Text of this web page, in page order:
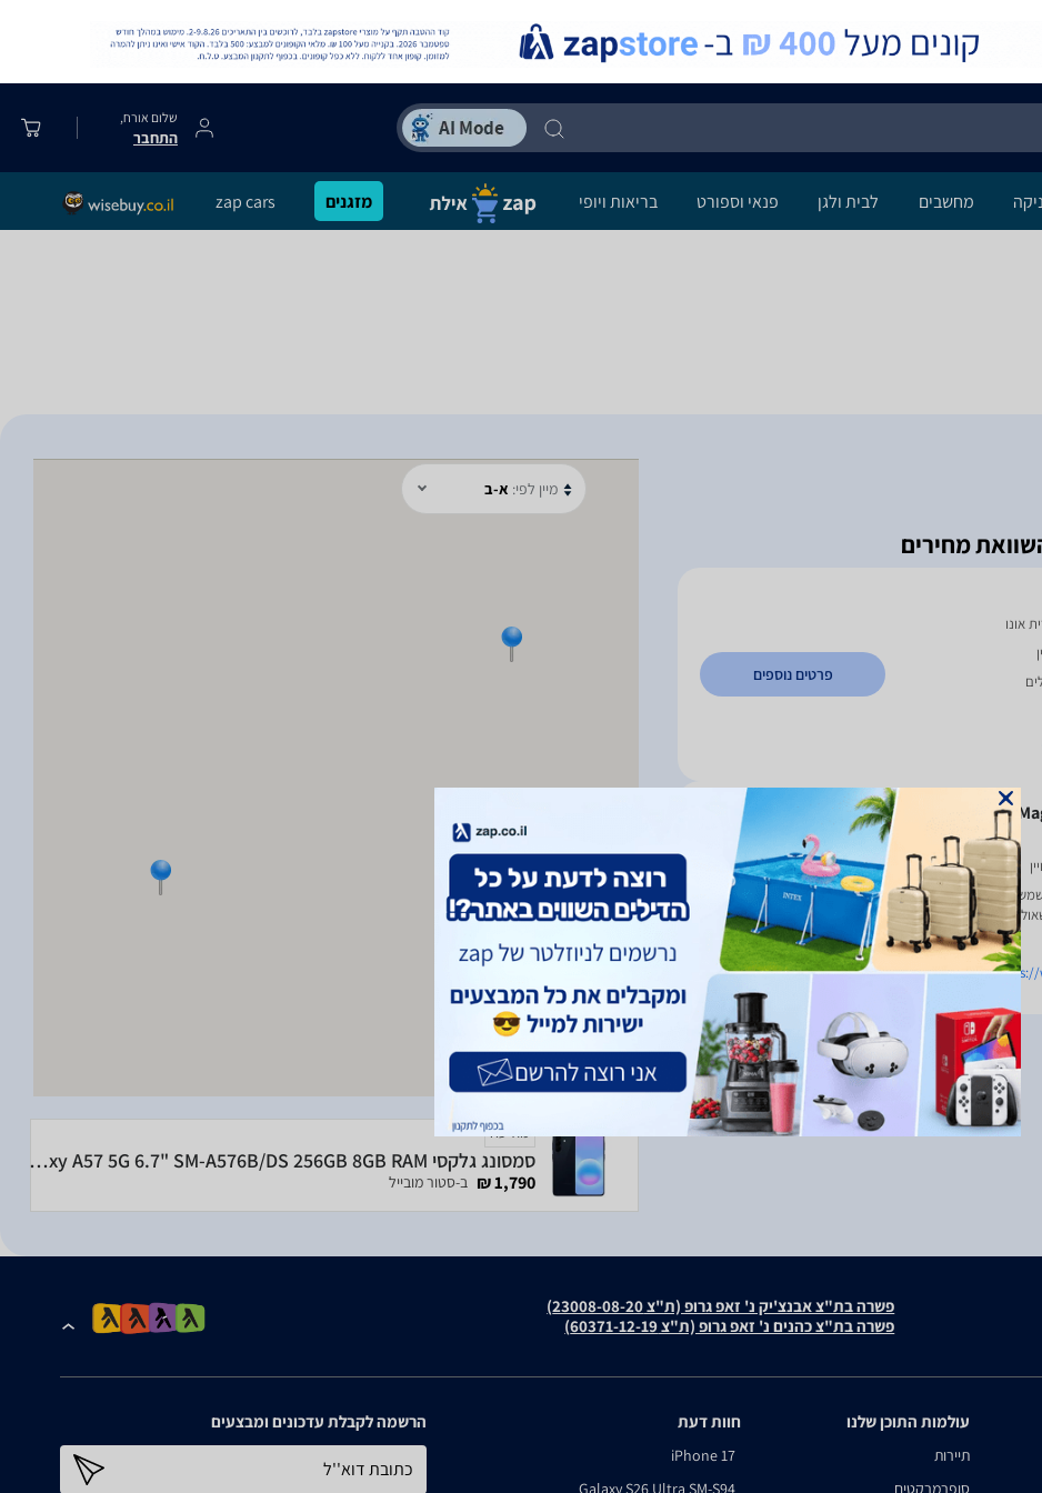
שלום אורח,
התחבר
מחשבים לבית ולגן פנאי וספורט בריאות ויופי מזגנים zap cars
מיין לפי: א-ב
אונו
פרטים נוספים
אדם 60/12 בית שמש, סניף בני ברק - רבי
https://
פרטים נוספים
מודעה
סמסונג גלקסי Samsung Galaxy A57 5G 6.7" SM-A576B/DS 256GB 8GB RAM
1,790 ₪ ב-סטור מובייל
פשרה בת"צ אבנצ'יק נ' זאפ גרופ (ת"צ 23008-08-20)
פשרה בת"צ כהנים נ' זאפ גרופ (ת"צ 60371-12-19)
עולמות התוכן שלנו
תיירות
סופרמרקטים
חוות דעת
iPhone 17
Galaxy S26 Ultra SM-S94
הרשמה לקבלת עדכונים ומבצעים
כתובת דוא''ל